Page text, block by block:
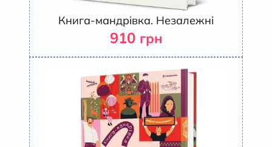
Книга-мандрівка. Незалежні
910 грн